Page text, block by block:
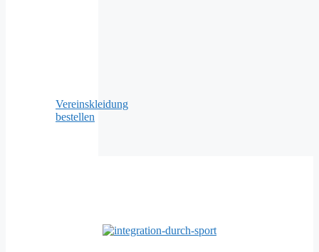
Vereinskleidung
bestellen